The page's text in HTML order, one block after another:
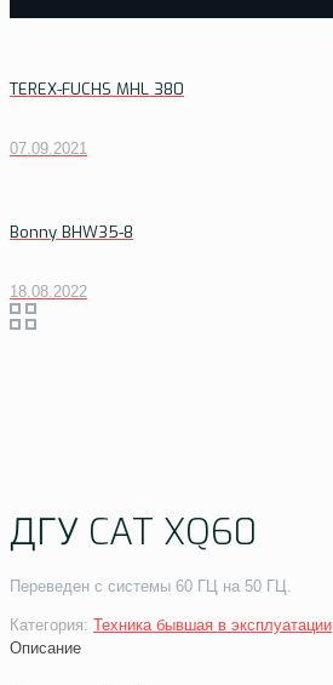
TEREX-FUCHS MHL 380
07.09.2021
Bonny BHW35-8
18.08.2022
ДГУ CAT XQ60
Переведен с системы 60 ГЦ на 50 ГЦ.
Категория: Техника бывшая в эксплуатации
Описание